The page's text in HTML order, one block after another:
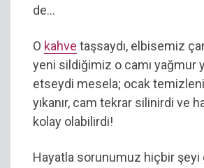
de…
O kahve taşsaydı, elbisemiz
yeni sildiğimiz o camı yağmur
etseydi mesela; ocak
yıkanır, cam tekrar silinirdi ve
kolay olabilirdi!
Hayatla sorunumuz hiçbir şeyi